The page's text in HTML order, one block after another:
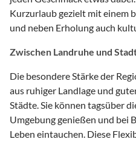
Kurzurlaub gezielt mit einem
und neben Erholung auch
Zwischen Landruhe und
Die besondere Stärke der
aus ruhiger Landlage und
Städte. Sie können tagsüber
Umgebung genießen und bei
Leben eintauchen. Diese